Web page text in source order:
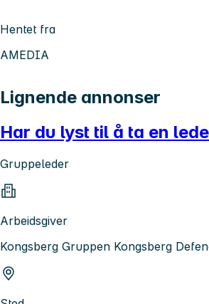
Hentet fra
AMEDIA
Lignende annonser
Har du lyst til å ta en
Gruppeleder
Arbeidsgiver
Kongsberg Gruppen Kongsberg